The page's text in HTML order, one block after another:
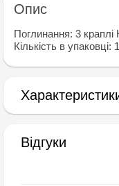
Опис
Поглинання: 3 краплі
Кількість в упаковці:
Відгуки